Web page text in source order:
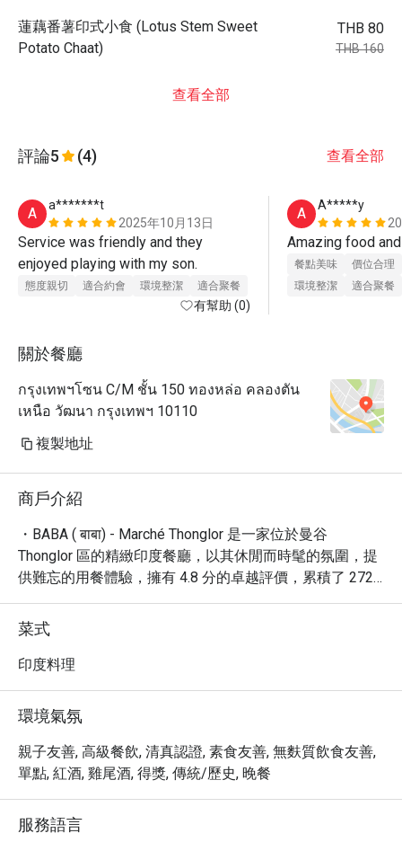
蓮藕番薯印式小食 (Lotus Stem Sweet
Potato Chaat)
THB 80
THB 160
查看全部
評論5 (4) 查看全部
A
a*******t
2025年10月13日
Service was friendly and they
enjoyed playing with my son.
態度親切 適合約會 環境整潔 適合聚餐
有幫助 (0)
A
A*****y
餐點美味
價位合理
環境整潔
適合聚餐
關於餐廳
กรุงเทพฯโซน C/M ชั้น 150 ทองหล่อ คลองตัน
เหนือ วัฒนา กรุงเทพฯ 10110
複製地址
商戶介紹
・BABA ( बाबा) - Marché Thonglor 是一家位於曼谷
Thonglor 區的精緻印度餐廳，以其休閒而時髦的氛圍，提
供難忘的用餐體驗，擁有 4.8 分的卓越評價，累積了 272
則真實評論。BABA (बाबा) 以其豐富的素食及純素選擇而聞
名，特別推薦您品嚐其香料獨特的咖哩、烤餅以及風味濃
郁的拉西。無論您是尋求美味的午餐、豐盛的晚餐，或是
想品嚐獨特的咖啡，這裡都能滿足您的味蕾。
享受到最高 5 折的超值優惠，讓您以更實惠的價格，沉浸
在這間充滿活力且充滿異國風情的印度美食天堂。
菜式
印度料理
環境氣氛
親子友善, 高級餐飲, 清真認證, 素食友善, 無麩質飲食友善,
單點, 紅酒, 雞尾酒, 得獎, 傳統/歷史, 晚餐
服務語言